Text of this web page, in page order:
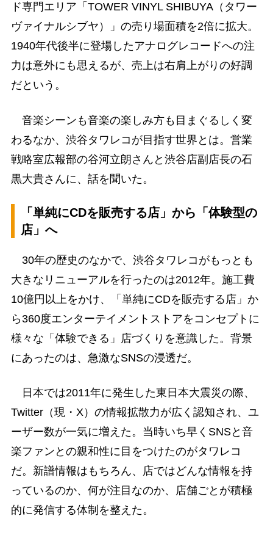
ド専門エリア「TOWER VINYL SHIBUYA（タワー
ヴァイナルシブヤ）」の売り場面積を2倍に拡大。
1940年代後半に登場したアナログレコードへの注
力は意外にも思えるが、売上は右肩上がりの好調
だという。
音楽シーンも音楽の楽しみ方も目まぐるしく変
わるなか、渋谷タワレコが目指す世界とは。営業
戦略室広報部の谷河立朗さんと渋谷店副店長の石
黒大貴さんに、話を聞いた。
「単純にCDを販売する店」から「体験型の
店」へ
30年の歴史のなかで、渋谷タワレコがもっとも
大きなリニューアルを行ったのは2012年。施工費
10億円以上をかけ、「単純にCDを販売する店」か
ら360度エンターテイメントストアをコンセプトに
様々な「体験できる」店づくりを意識した。背景
にあったのは、急激なSNSの浸透だ。
日本では2011年に発生した東日本大震災の際、
Twitter（現・X）の情報拡散力が広く認知され、ユ
ーザー数が一気に増えた。当時いち早くSNSと音
楽ファンとの親和性に目をつけたのがタワレコ
だ。新譜情報はもちろん、店ではどんな情報を持
っているのか、何が注目なのか、店舗ごとが積極
的に発信する体制を整えた。